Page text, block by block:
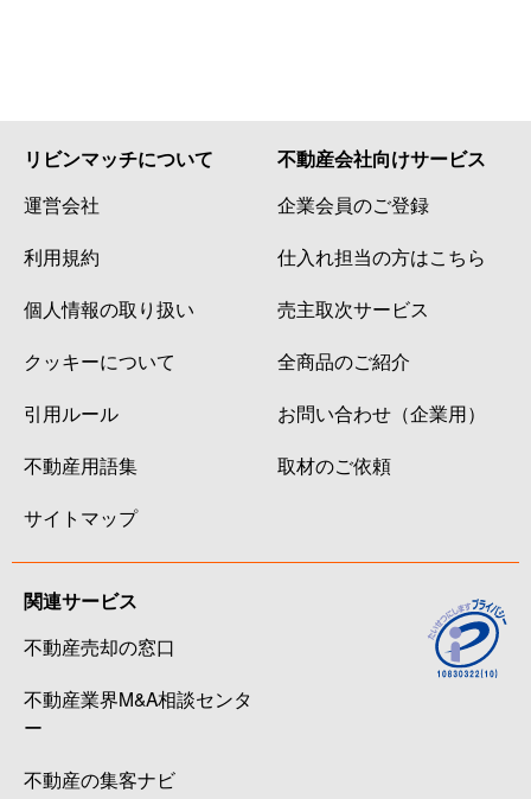
リビンマッチについて
運営会社
利用規約
個人情報の取り扱い
クッキーについて
引用ルール
不動産用語集
サイトマップ
不動産会社向けサービス
企業会員のご登録
仕入れ担当の方はこちら
売主取次サービス
全商品のご紹介
お問い合わせ（企業用）
取材のご依頼
関連サービス
不動産売却の窓口
不動産業界M&A相談センタ
ー
不動産の集客ナビ